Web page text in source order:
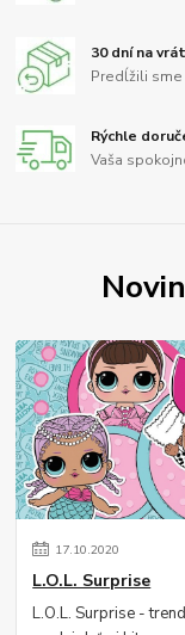
30 dní na
Predĺžili
Rýchle
Vaša
17.10.2020
L.O.L. Surprise
L.O.L. Surprise -